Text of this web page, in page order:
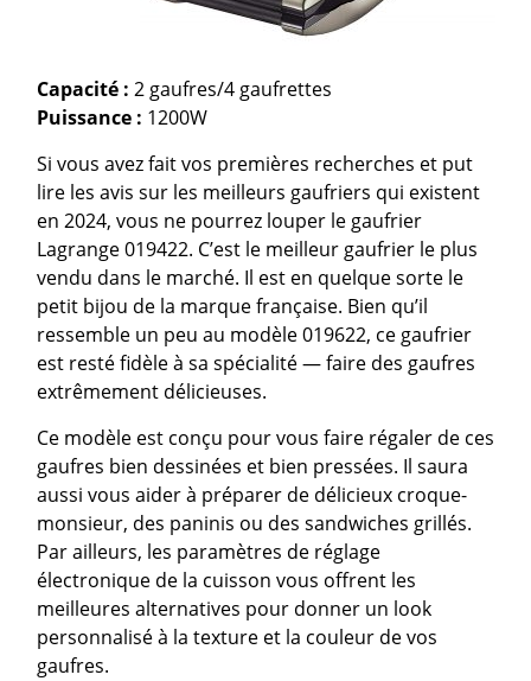
Capacité :2 gaufres/4 gaufrettes
Puissance : 1200W
Si vous avez fait vos premières recherches et put
lire les avis sur les meilleurs gaufriers qui existent
en 2024, vous ne pourrez louper le gaufrier
Lagrange 019422. C’est le meilleur gaufrier le plus
vendu dans le marché. Il est en quelque sorte le
petit bijou de la marque française. Bien qu’il
ressemble un peu au modèle 019622, ce gaufrier
est resté fidèle à sa spécialité — faire des gaufres
extrêmement délicieuses.
Ce modèle est conçu pour vous faire régaler de ces
gaufres bien dessinées et bien pressées. Il saura
aussi vous aider à préparer de délicieux croque-
monsieur, des paninis ou des sandwiches grillés.
Par ailleurs, les paramètres de réglage
électronique de la cuisson vous offrent les
meilleures alternatives pour donner un look
personnalisé à la texture et la couleur de vos
gaufres.